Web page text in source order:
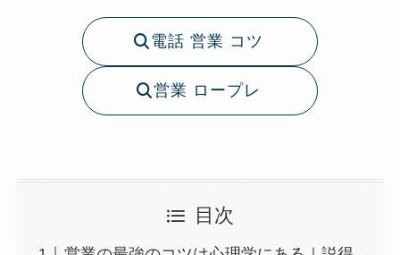
電話 営業 コツ
営業 ロープレ
目次